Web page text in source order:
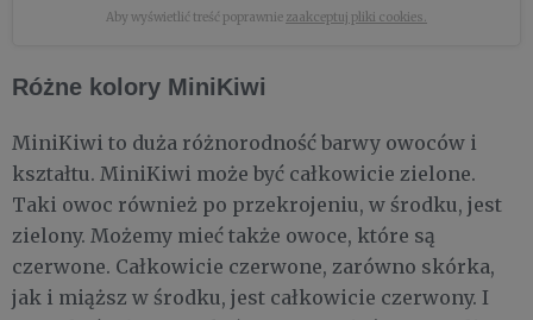
Aby wyświetlić treść poprawnie zaakceptuj pliki cookies.
Różne kolory MiniKiwi
MiniKiwi to duża różnorodność barwy owoców i
kształtu. MiniKiwi może być całkowicie zielone.
Taki owoc również po przekrojeniu, w środku, jest
zielony. Możemy mieć także owoce, które są
czerwone. Całkowicie czerwone, zarówno skórka,
jak i miąższ w środku, jest całkowicie czerwony. I